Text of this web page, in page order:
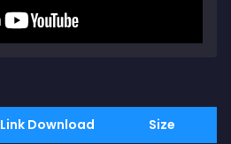
Link Download Size